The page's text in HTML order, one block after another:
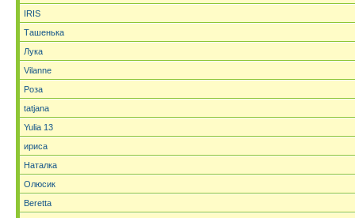
IRIS
Ташенька
Лука
Vilanne
Роза
tatjana
Yulia 13
ириса
Наталка
Олюсик
Beretta